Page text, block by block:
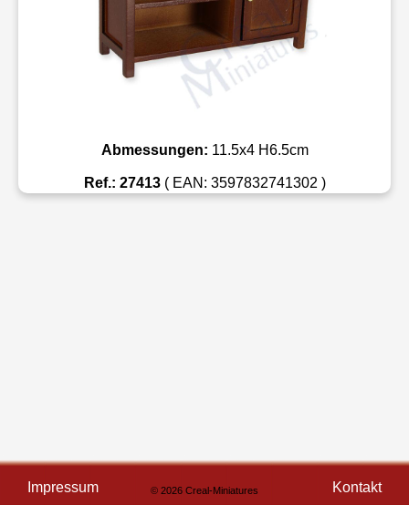
Abmessungen: 11.5x4 H6.5cm
Ref.: 27413( EAN: 3597832741302 )
Impressum © 2026 Creal-Miniatures Kontakt